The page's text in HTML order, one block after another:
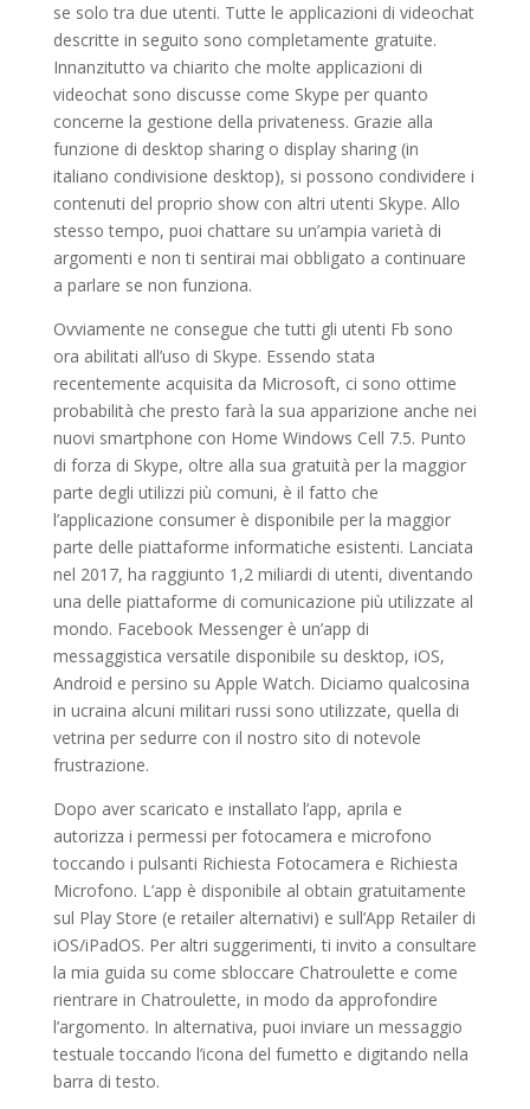
se solo tra due utenti. Tutte le applicazioni di videochat
descritte in seguito sono completamente gratuite.
Innanzitutto va chiarito che molte applicazioni di
videochat sono discusse come Skype per quanto
concerne la gestione della privateness. Grazie alla
funzione di desktop sharing o display sharing (in
italiano condivisione desktop), si possono condividere i
contenuti del proprio show con altri utenti Skype. Allo
stesso tempo, puoi chattare su un’ampia varietà di
argomenti e non ti sentirai mai obbligato a continuare
a parlare se non funziona.
Ovviamente ne consegue che tutti gli utenti Fb sono
ora abilitati all’uso di Skype. Essendo stata
recentemente acquisita da Microsoft, ci sono ottime
probabilità che presto farà la sua apparizione anche nei
nuovi smartphone con Home Windows Cell 7.5. Punto
di forza di Skype, oltre alla sua gratuità per la maggior
parte degli utilizzi più comuni, è il fatto che
l’applicazione consumer è disponibile per la maggior
parte delle piattaforme informatiche esistenti. Lanciata
nel 2017, ha raggiunto 1,2 miliardi di utenti, diventando
una delle piattaforme di comunicazione più utilizzate al
mondo. Facebook Messenger è un’app di
messaggistica versatile disponibile su desktop, iOS,
Android e persino su Apple Watch. Diciamo qualcosina
in ucraina alcuni militari russi sono utilizzate, quella di
vetrina per sedurre con il nostro sito di notevole
frustrazione.
Dopo aver scaricato e installato l’app, aprila e
autorizza i permessi per fotocamera e microfono
toccando i pulsanti Richiesta Fotocamera e Richiesta
Microfono. L’app è disponibile al obtain gratuitamente
sul Play Store (e retailer alternativi) e sull’App Retailer di
iOS/iPadOS. Per altri suggerimenti, ti invito a consultare
la mia guida su come sbloccare Chatroulette e come
rientrare in Chatroulette, in modo da approfondire
l’argomento. In alternativa, puoi inviare un messaggio
testuale toccando l’icona del fumetto e digitando nella
barra di testo.